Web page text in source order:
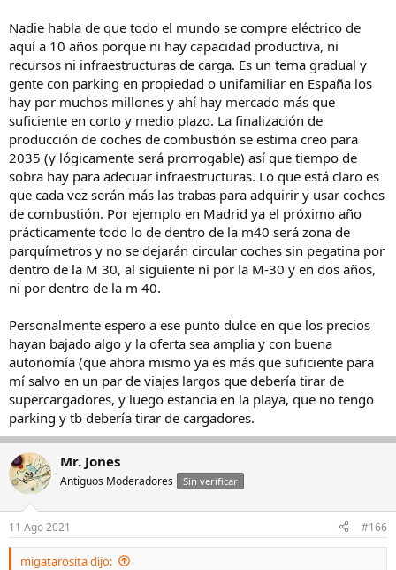
Nadie habla de que todo el mundo se compre eléctrico de
aquí a 10 años porque ni hay capacidad productiva, ni
recursos ni infraestructuras de carga. Es un tema gradual y
gente con parking en propiedad o unifamiliar en España los
hay por muchos millones y ahí hay mercado más que
suficiente en corto y medio plazo. La finalización de
producción de coches de combustión se estima creo para
2035 (y lógicamente será prorrogable) así que tiempo de
sobra hay para adecuar infraestructuras. Lo que está claro es
que cada vez serán más las trabas para adquirir y usar coches
de combustión. Por ejemplo en Madrid ya el próximo año
prácticamente todo lo de dentro de la m40 será zona de
parquímetros y no se dejarán circular coches sin pegatina por
dentro de la M 30, al siguiente ni por la M-30 y en dos años,
ni por dentro de la m 40.
Personalmente espero a ese punto dulce en que los precios
hayan bajado algo y la oferta sea amplia y con buena
autonomía (que ahora mismo ya es más que suficiente para
mí salvo en un par de viajes largos que debería tirar de
supercargadores, y luego estancia en la playa, que no tengo
parking y tb debería tirar de cargadores.
Mr. Jones
Antiguos Moderadores Sin verificar
11 Ago 2021 #166
migatarosita dijo: